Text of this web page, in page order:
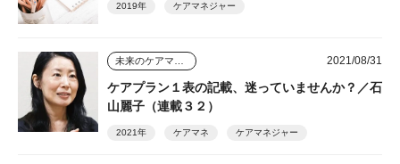
2019年 ケアマネジャー
2021/08/31
ケアプラン１表の記載、迷っていませんか？／石
山麗子（連載３２）
2021年 ケアマネ ケアマネジャー